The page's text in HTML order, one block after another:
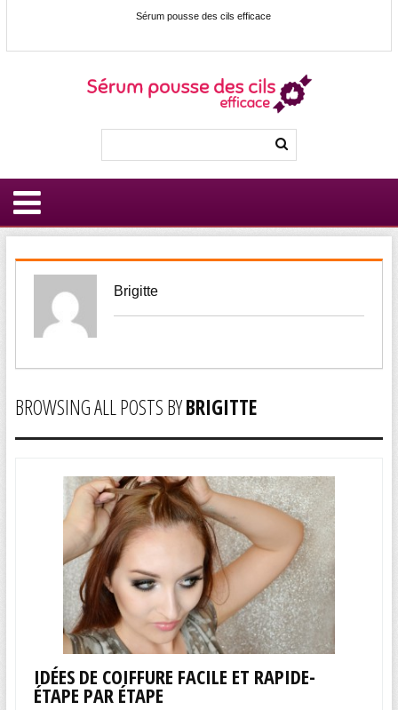
Sérum pousse des cils efficace
Brigitte
BROWSING ALL POSTS BYBRIGITTE
IDÉES DE COIFFURE FACILE ET RAPIDE-
ÉTAPE PAR ÉTAPE